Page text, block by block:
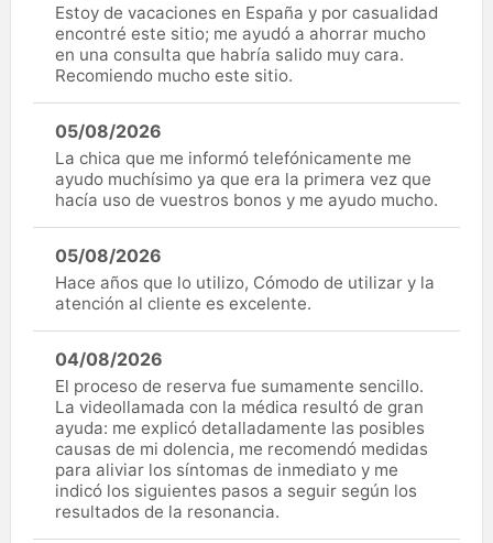
Estoy de vacaciones en España y por casualidad
encontré este sitio; me ayudó a ahorrar mucho
en una consulta que habría salido muy cara.
Recomiendo mucho este sitio.
05/08/2026
La chica que me informó telefónicamente me
ayudo muchísimo ya que era la primera vez que
hacía uso de vuestros bonos y me ayudo mucho.
05/08/2026
Hace años que lo utilizo, Cómodo de utilizar y la
atención al cliente es excelente.
04/08/2026
El proceso de reserva fue sumamente sencillo.
La videollamada con la médica resultó de gran
ayuda: me explicó detalladamente las posibles
causas de mi dolencia, me recomendó medidas
para aliviar los síntomas de inmediato y me
indicó los siguientes pasos a seguir según los
resultados de la resonancia.